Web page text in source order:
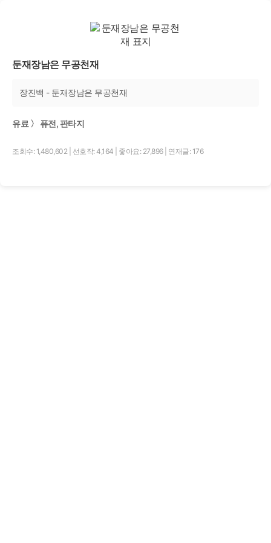
둔재장남은 무공천재
장진백 - 둔재장남은 무공천재
유료 〉 퓨전, 판타지
조회수: 1,480,602 선호작: 4,164 좋아요: 27,896 연재글: 176